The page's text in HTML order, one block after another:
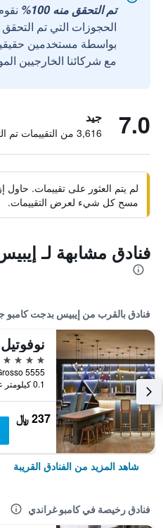
تم التحقق منه 100%
الحجوزات التي تم
مع شركائنا الخارجيين
7.0 جيد
3,616 من التقييمات تم التحقق منها
لم يتم العثور على تقييمات. حاول
مسح كل شيء لعرض التقييمات.
فنادق مشابهة لـ
فنادق بالقرب من إيبيس بدجت كامبو
4 نجوم
0.1 كيلومتر عن وسط المدينة
237 ﷼
شاهد المزيد من الفنادق القريبة
فنادق رخيصة في كامبو غراندي